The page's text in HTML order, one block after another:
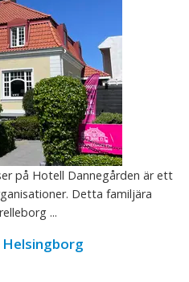
på Hotell Dannegården är ett
Detta familjära
...